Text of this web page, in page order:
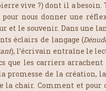
vive ?) dont il a besoin.
pour nous donner une
et le souvenir. Dans une
éclairs de langage (
), l’écrivain entraîne le
que les carriers arrachent
promesse de la création,
la chair. Comment et pour